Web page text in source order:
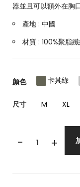
器並且可以額外在胸
產地 : 中國
材質 : 100%聚脂
顏色 卡其綠
尺寸 M XL
- +